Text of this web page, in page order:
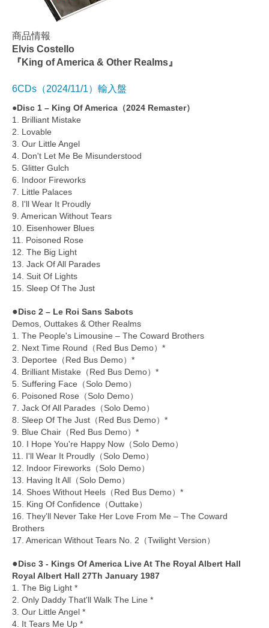
商品情報
Elvis Costello
『King of America & Other Realms』
6CDs（2024/11/1）輸入盤
●Disc 1 – King Of America（2024 Remaster）
1. Brilliant Mistake
2. Lovable
3. Our Little Angel
4. Don't Let Me Be Misunderstood
5. Glitter Gulch
6. Indoor Fireworks
7. Little Palaces
8. I'll Wear It Proudly
9. American Without Tears
10. Eisenhower Blues
11. Poisoned Rose
12. The Big Light
13. Jack Of All Parades
14. Suit Of Lights
15. Sleep Of The Just
●Disc 2 – Le Roi Sans Sabots
Demos, Outtakes & Other Realms
1. The People's Limousine – The Coward Brothers
2. Next Time Round（Red Bus Demo）*
3. Deportee（Red Bus Demo）*
4. Brilliant Mistake（Red Bus Demo）*
5. Suffering Face（Solo Demo）
6. Poisoned Rose（Solo Demo）
7. Jack Of All Parades（Solo Demo）
8. Sleep Of The Just（Red Bus Demo）*
9. Blue Chair（Red Bus Demo）*
10. I Hope You're Happy Now（Solo Demo）
11. I'll Wear It Proudly（Solo Demo）
12. Indoor Fireworks（Solo Demo）
13. Having It All（Solo Demo）
14. Shoes Without Heels（Red Bus Demo）*
15. King Of Confidence（Outtake）
16. They'll Never Take Her Love From Me – The Coward
Brothers
17. American Without Tears No. 2（Twilight Version）
●Disc 3 - Kings Of America Live At The Royal Albert Hall
Royal Albert Hall 27Th January 1987
1. The Big Light *
2. Only Daddy That'll Walk The Line *
3. Our Little Angel *
4. It Tears Me Up *